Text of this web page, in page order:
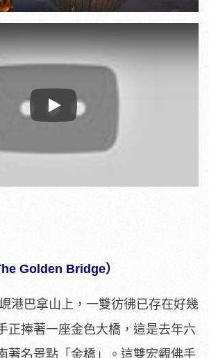
Play
Golden Bridge）
港巴拿山上，一雙彷彿已存在好幾
正捧著一座金色大橋，這是去年六
著名景點「金橋」。這雙宏觀佛手